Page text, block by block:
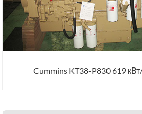
Cummins KT38-P830 619